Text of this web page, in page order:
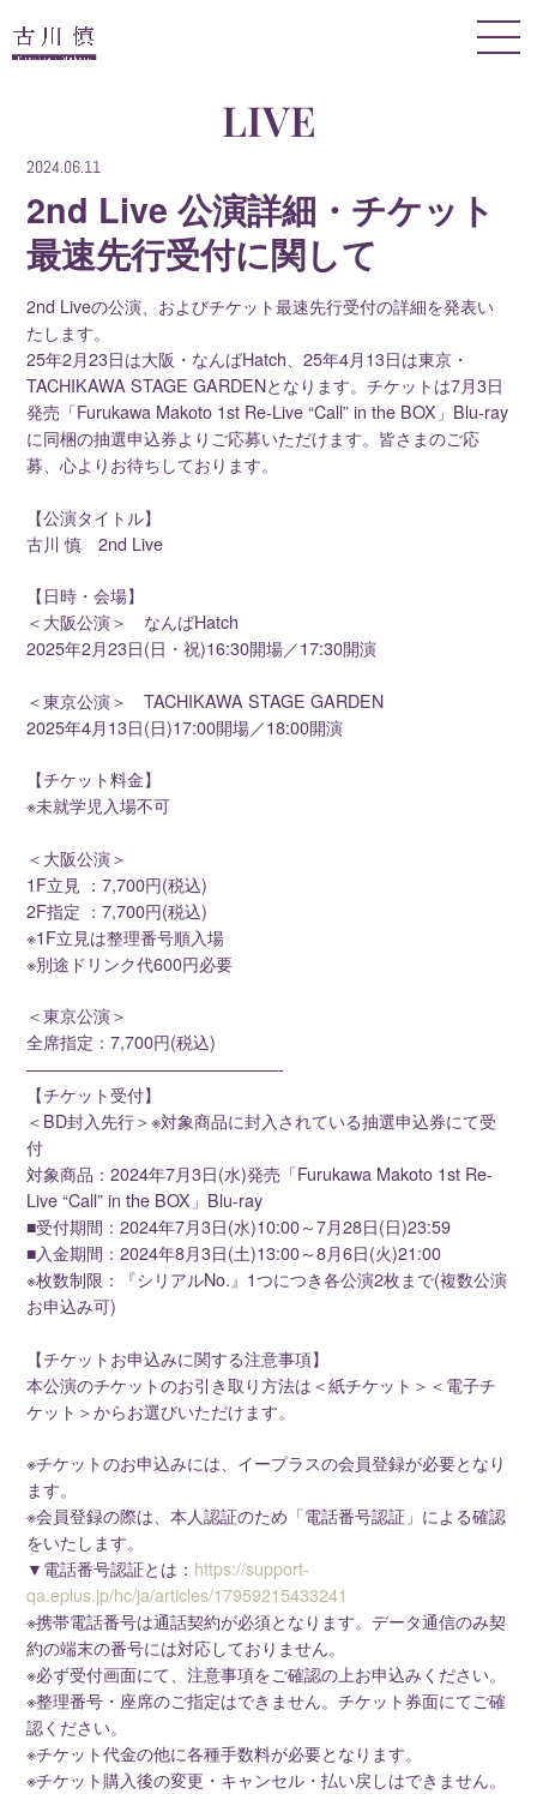
LIVE
2024.06.11
2nd Live 公演詳細・チケット
最速先行受付に関して
2nd Liveの公演、およびチケット最速先行受付の詳細を発表い
たします。
25年2月23日は大阪・なんばHatch、25年4月13日は東京・
TACHIKAWA STAGE GARDENとなります。チケットは7月3日
発売「Furukawa Makoto 1st Re-Live “Call” in the BOX」Blu-ray
に同梱の抽選申込券よりご応募いただけます。皆さまのご応
募、心よりお待ちしております。
【公演タイトル】
古川 慎 2nd Live
【日時・会場】
＜大阪公演＞ なんばHatch
2025年2月23日(日・祝)16:30開場／17:30開演
＜東京公演＞ TACHIKAWA STAGE GARDEN
2025年4月13日(日)17:00開場／18:00開演
【チケット料金】
※未就学児入場不可
＜大阪公演＞
1F立見 ：7,700円(税込)
2F指定 ：7,700円(税込)
※1F立見は整理番号順入場
※別途ドリンク代600円必要
＜東京公演＞
全席指定：7,700円(税込)
———————————————-
【チケット受付】
＜BD封入先行＞※対象商品に封入されている抽選申込券にて受
付
対象商品：2024年7月3日(水)発売「Furukawa Makoto 1st Re-
Live “Call” in the BOX」Blu-ray
■受付期間：2024年7月3日(水)10:00～7月28日(日)23:59
■入金期間：2024年8月3日(土)13:00～8月6日(火)21:00
※枚数制限：『シリアルNo.』1つにつき各公演2枚まで(複数公演
お申込み可)
【チケットお申込みに関する注意事項】
本公演のチケットのお引き取り方法は＜紙チケット＞＜電子チ
ケット＞からお選びいただけます。
※チケットのお申込みには、イープラスの会員登録が必要となり
ます。
※会員登録の際は、本人認証のため「電話番号認証」による確認
をいたします。
▼電話番号認証とは： https://support-
qa.eplus.jp/hc/ja/articles/17959215433241
※携帯電話番号は通話契約が必須となります。データ通信のみ契
約の端末の番号には対応しておりません。
※必ず受付画面にて、注意事項をご確認の上お申込みください。
※整理番号・座席のご指定はできません。チケット券面にてご確
認ください。
※チケット代金の他に各種手数料が必要となります。
※チケット購入後の変更・キャンセル・払い戻しはできません。